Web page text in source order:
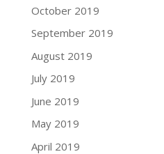
October 2019
September 2019
August 2019
July 2019
June 2019
May 2019
April 2019